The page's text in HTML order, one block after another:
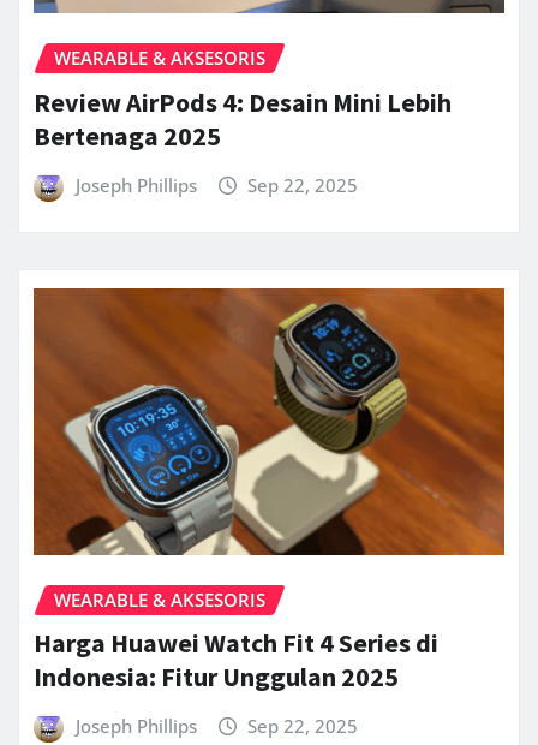
WEARABLE & AKSESORIS
Review AirPods 4: Desain Mini Lebih
Bertenaga 2025
Joseph Phillips Sep 22, 2025
WEARABLE & AKSESORIS
Harga Huawei Watch Fit 4 Series di
Indonesia: Fitur Unggulan 2025
Joseph Phillips Sep 22, 2025